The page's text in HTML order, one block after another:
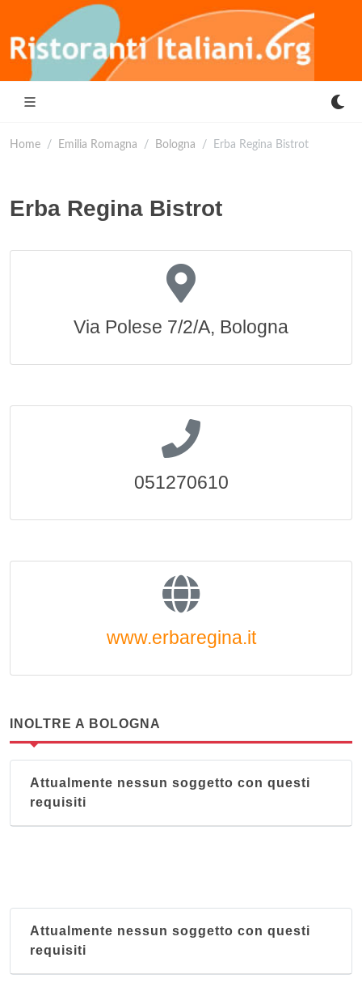
Home Emilia Romagna Bologna Erba Regina Bistrot
Erba Regina Bistrot
Via Polese 7/2/A, Bologna
051270610
www.erbaregina.it
INOLTRE A BOLOGNA
Attualmente nessun soggetto con questi
requisiti
Attualmente nessun soggetto con questi
requisiti